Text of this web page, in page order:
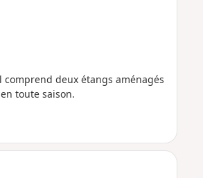
comprend deux étangs aménagés
toute saison.